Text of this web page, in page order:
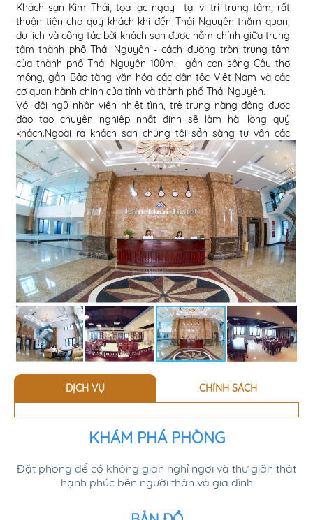
Khách sạn Kim Thái, tọa lạc ngay tại vị trí trung tâm, rất
thuận tiện cho quý khách khi đến Thái Nguyên thăm quan,
du lịch và công tác bởi khách sạn được nằm chính giữa trung
tâm thành phố Thái Nguyên - cách đường tròn trung tâm
của thành phố Thái Nguyên 100m, gần con sông Cầu thơ
mộng, gần Bảo tàng văn hóa các dân tộc Việt Nam và các
cơ quan hành chính của tỉnh và thành phố Thái Nguyên.
Với đội ngũ nhân viên nhiệt tình, trẻ trung năng động được
đào tạo chuyên nghiệp nhất định sẽ làm hài lòng quý
khách.Ngoài ra khách sạn chúng tôi sẵn sàng tư vấn các
tour, tuyến du lịch.Đặt vé tàu, vé xe, vé máy bay cho quý
khách khi có nhu cầu.
Khách sạn Kim Thái với kiến trúc hiện đại, đầy đủ tiện nghi,
nội thất sang trọng, đạt tiêu chuẩn trên 3 sao - Theo tiêu
chuẩn quốc tế.
Quy mô khách sạn bao gồm 17 tầng 58 phòng, nội thất cao
cấp sẽ tạo cho quý khách cảm giác thân thiện và tiện lợi
trong thời gian lưu trú tại khách sạn. Bởi khách sạn có nhiều
loại phòng khác nhau, không gian trong phòng thoáng mát
sạch sẽ, mỗi phòng đều có cửa sổ hướng ra ngoài trục chính
giao thông của thành phố, cấu trúc phòng khép kín tiện nghi
hiện đại. Trang thiết bị thân thiện với môi trường và tiết kiệm
năng lượng như hệ thống thang máy, cùng hệ thống điều
hòa trung tâm tiên tiến với hệ thống lọc không khí tiêu chuẩn
châu âu, Ti vi truyền hình cáp, tủ lạnh, internet không dây tốc
DỊCH VỤ CHÍNH SÁCH
KHÁM PHÁ PHÒNG
Đặt phòng để có không gian nghỉ ngơi và thư giãn thật
hạnh phúc bên người thân và gia đình